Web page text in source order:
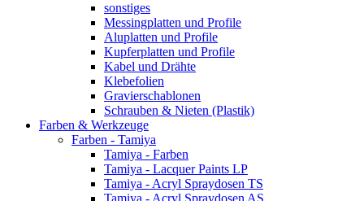
sonstiges
Messingplatten und Profile
Aluplatten und Profile
Kupferplatten und Profile
Kabel und Drähte
Klebefolien
Gravierschablonen
Schrauben & Nieten (Plastik)
Farben & Werkzeuge
Farben - Tamiya
Tamiya - Farben
Tamiya - Lacquer Paints LP
Tamiya - Acryl Spraydosen TS
Tamiya - Acryl Spraydosen AS